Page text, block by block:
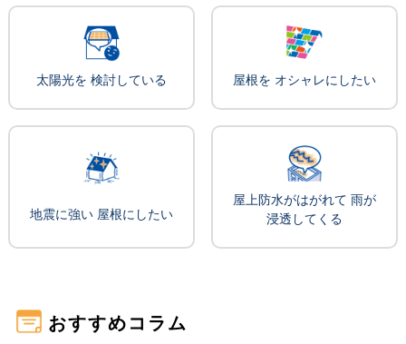
太陽光を 検討している 屋根を オシャレにしたい
地震に強い 屋根にしたい
屋上防水がはがれて 雨が
浸透してくる
おすすめコラム